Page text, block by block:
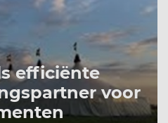
efficiënte
voor